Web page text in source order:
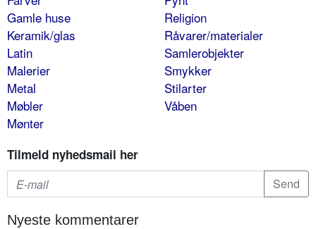
Gamle huse
Keramik/glas
Latin
Malerier
Metal
Møbler
Mønter
Religion
Råvarer/materialer
Samlerobjekter
Smykker
Stilarter
Våben
Tilmeld nyhedsmail her
Nyeste kommentarer